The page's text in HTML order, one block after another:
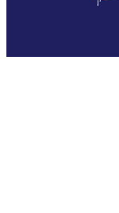
Français